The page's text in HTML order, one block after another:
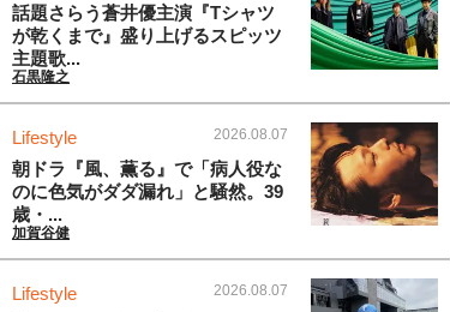
話題さらう蒼井優主演『Tシャツ
が乾くまで』盛り上げるスピッツ
主題歌...
石黒隆之
Lifestyle 2026.08.07
朝ドラ『風、薫る』で「病人役な
のに色気がダダ漏れ」と騒然。39
歳・...
加賀谷健
Lifestyle 2026.08.07